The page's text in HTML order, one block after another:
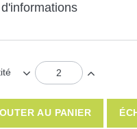
AU PANIER